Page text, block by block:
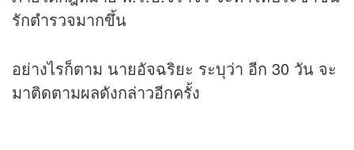
รักตำรวจมากขึ้น
อย่างไรก็ตาม นายอัจฉริยะ ระบุว่า อีก 30 วัน จะ
มาติดตามผลดังกล่าวอีกครั้ง